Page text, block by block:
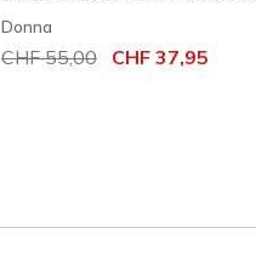
Donna
Prezzo ridotto da
CHF 55,00 per
CHF 37,95